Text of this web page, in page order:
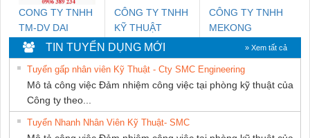
CONG TY TNHH
TM-DV DAI
DONG THANH
CÔNG TY TNHH
KỸ THUẬT
KTECH VIỆT
NAM
CÔNG TY TNHH
MEKONG
SUPPLY
TIN TUYỂN DỤNG MỚI » Xem tất cả
Tuyển gấp nhân viên Kỹ Thuật - Cty SMC Engineering
Mô tả công việc Đảm nhiệm công việc tại phòng kỹ thuật của
Công ty theo...
Tuyển Nhanh Nhân Viên Kỹ Thuật- SMC